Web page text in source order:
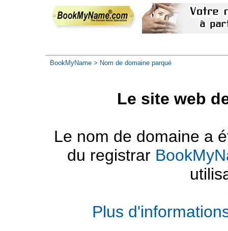
BookMyName > Nom de domaine parqué
Le site web
Le nom de domaine a
du registrar
Plus